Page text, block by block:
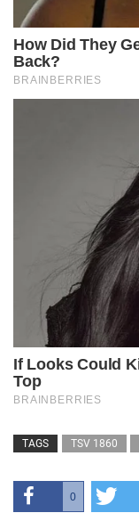
TAGS TSV 1860
0